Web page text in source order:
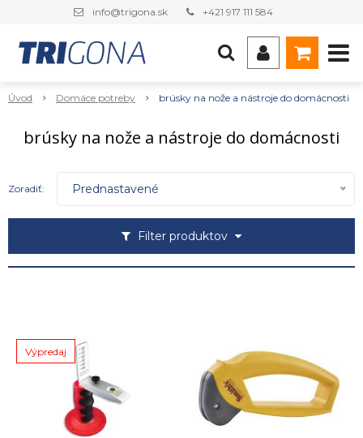
info@trigona.sk +421 917 111 584
Úvod Domáce potreby brúsky na nože a nástroje do domácnosti
brúsky na nože a nástroje do domácnosti
Filter produktov
Zoradiť: Prednastavené
Výpredaj